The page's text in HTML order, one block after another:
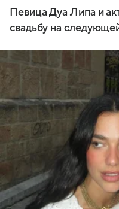
Певица Дуа Липа и
свадьбу на